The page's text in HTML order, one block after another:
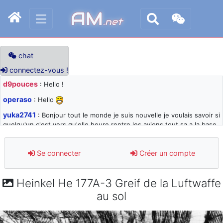
AM.net
chat
connectez-vous !
d9pouces : Hello !
operaso : Hello
yuka2741 : Bonjour tout le monde je suis nouvelle je voulais savoir si
quelqu'un c'est vers qu'elle heure rentre les avions tout sa a la base
d9pouces: désolé pour les quelques blocages du site ces derniers
jours : je teste des méthodes contre le spam et les bots trop nocifs
paxwax: Super, la nouvelle bannière
comprendre
Se connecter Créer un compte
Heinkel He 177A-3 Greif de la Luftwaffe
au sol